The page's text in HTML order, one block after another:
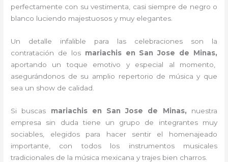
perfectamente con su vestimenta, casi siempre de negro o
blanco luciendo majestuosos y muy elegantes.
Un detalle infalible para las celebraciones son la
contratación de losmariachis en San Jose de Minas,
aportando un toque emotivo y especial al momento,
asegurándonos de su amplio repertorio de música y que
sea un show de calidad.
Si buscas mariachis en San Jose de Minas, nuestra
empresa
sin duda tiene un grupo de integrantes muy
sociables, elegidos para hacer sentir el homenajeado
importante, con todos los instrumentos musicales
tradicionales de la música mexicana y trajes bien charros.